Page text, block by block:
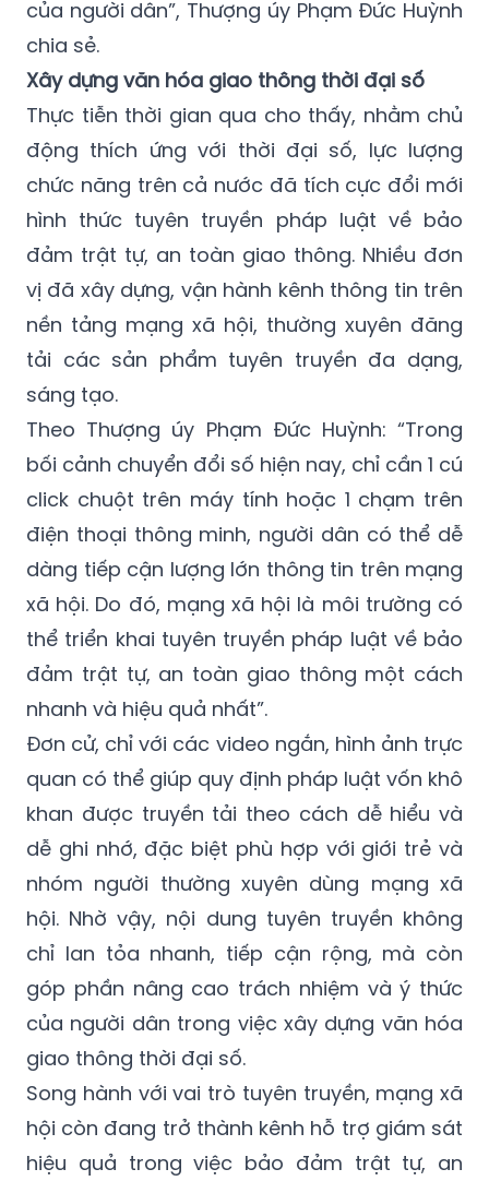
của người dân”, Thượng úy Phạm Đức Huỳnh
chia sẻ.
Xây dựng văn hóa giao thông thời đại số
Thực tiễn thời gian qua cho thấy, nhằm chủ
động thích ứng với thời đại số, lực lượng
chức năng trên cả nước đã tích cực đổi mới
hình thức tuyên truyền pháp luật về bảo
đảm trật tự, an toàn giao thông. Nhiều đơn
vị đã xây dựng, vận hành kênh thông tin trên
nền tảng mạng xã hội, thường xuyên đăng
tải các sản phẩm tuyên truyền đa dạng,
sáng tạo.
Theo Thượng úy Phạm Đức Huỳnh: “Trong
bối cảnh chuyển đổi số hiện nay, chỉ cần 1 cú
click chuột trên máy tính hoặc 1 chạm trên
điện thoại thông minh, người dân có thể dễ
dàng tiếp cận lượng lớn thông tin trên mạng
xã hội. Do đó, mạng xã hội là môi trường có
thể triển khai tuyên truyền pháp luật về bảo
đảm trật tự, an toàn giao thông một cách
nhanh và hiệu quả nhất”.
Đơn cử, chỉ với các video ngắn, hình ảnh trực
quan có thể giúp quy định pháp luật vốn khô
khan được truyền tải theo cách dễ hiểu và
dễ ghi nhớ, đặc biệt phù hợp với giới trẻ và
nhóm người thường xuyên dùng mạng xã
hội. Nhờ vậy, nội dung tuyên truyền không
chỉ lan tỏa nhanh, tiếp cận rộng, mà còn
góp phần nâng cao trách nhiệm và ý thức
của người dân trong việc xây dựng văn hóa
giao thông thời đại số.
Song hành với vai trò tuyên truyền, mạng xã
hội còn đang trở thành kênh hỗ trợ giám sát
hiệu quả trong việc bảo đảm trật tự, an